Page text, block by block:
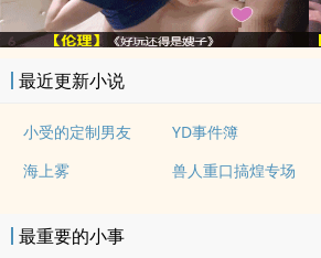
最近更新小说
小受的定制男友 YD事件簿
海上雾
兽人重口搞煌专场
最重要的小事